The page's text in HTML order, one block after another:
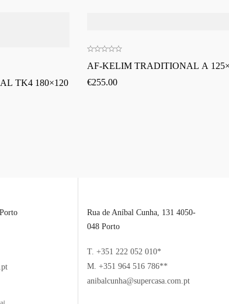
TK4 180×120
AF-KELIM TRADITIONAL A
€255.00
Rua de Aníbal Cunha, 131 4050-
048 Porto
T. +351 222 052 010*
M. +351 964 516 786**
anibalcunha@supercasa.com.pt